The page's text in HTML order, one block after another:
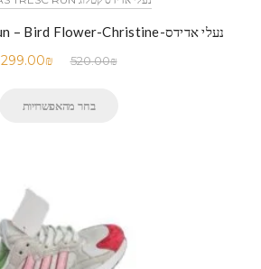
נעלי אדידס-ADIDAS Tresc Run – Bird Flower-Christine
520.00₪
299.00₪
בחר מהאפשרויות